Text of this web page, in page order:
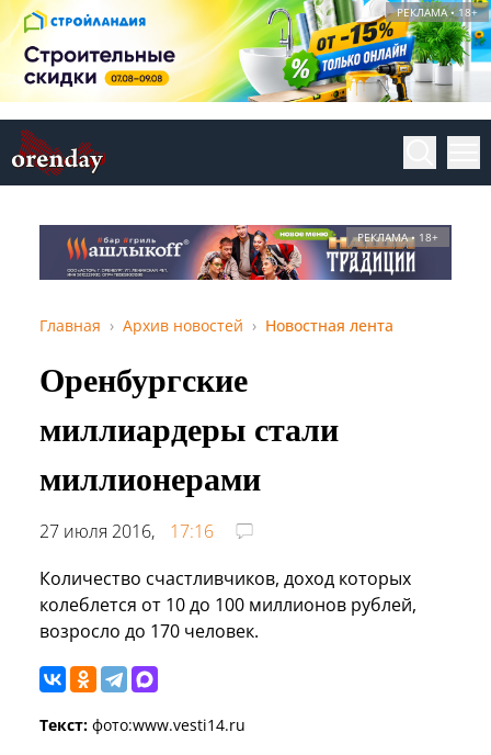
РЕКЛАМА • 18+
РЕКЛАМА • 18+
Главная Архив новостей Новостная лента
Оренбургские
миллиардеры стали
миллионерами
27 июля 2016,
17:16
Количество счастливчиков, доход которых
колеблется от 10 до 100 миллионов рублей,
возросло до 170 человек.
Текст: фото:www.vesti14.ru